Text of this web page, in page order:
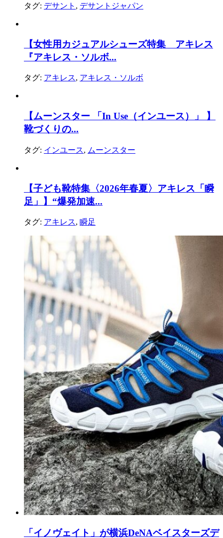
タグ: デサント , デサントジャパン
【女性用カジュアルシューズ特集 アキレス
『アキレス・ソルボ...
タグ: アキレス, アキレス・ソルボ
【ムーンスター 「In Use（インユース）」 】
靴づくりの...
タグ: インユース, ムーンスター
【子ども靴特集〈2026年春夏〉アキレス「瞬
足」】“爆発加速...
タグ: アキレス, 瞬足
「イノヴェイト」が横浜DeNAベイスターズデ